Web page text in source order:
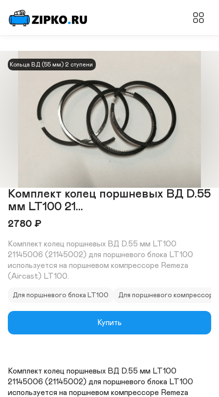
Кольца ВД (55 мм) 2 ступени
Комплект колец поршневых ВД D.55
мм LT100 21...
2780 ₽
Комплект колец поршневых ВД D.55 мм LT100
21145006 (21145002) для поршневого блока LT100
используется на поршневом компрессоре Remeza
(Aircast) LT100.
Для поршневого блока LT100 Для поршневого компрессора
Купить
Комплект колец поршневых ВД D.55 мм LT100
21145006 (21145002) для поршневого блока LT100
используется на поршневом компрессоре Remeza